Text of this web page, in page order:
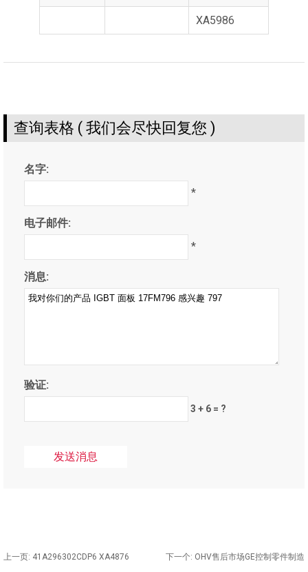
XA5986
查询表格 ( 我们会尽快回复您 )
名字:
*
电子邮件:
*
消息:
验证:
3 + 6 = ?
上一页: 41A296302CDP6 XA4876 下一个: OHV售后市场GE控制零件制造